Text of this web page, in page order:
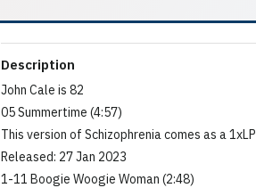
Description
John Cale is 82
05 Summertime (4:57)
This version of Schizophrenia comes as a 1xLP
Released: 27 Jan 2023
1-11 Boogie Woogie Woman (2:48)